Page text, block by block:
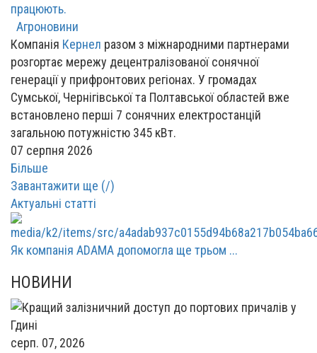
працюють.
Агроновини
Компанія Кернел разом з міжнародними партнерами
розгортає мережу децентралізованої сонячної
генерації у прифронтових регіонах. У громадах
Сумської, Чернігівської та Полтавської областей вже
встановлено перші 7 сонячних електростанцій
загальною потужністю 345 кВт.
07 серпня 2026
Більше
Завантажити ще (/)
Актуальні статті
Як компанія ADAMA допомогла ще трьом ...
НОВИНИ
серп. 07, 2026